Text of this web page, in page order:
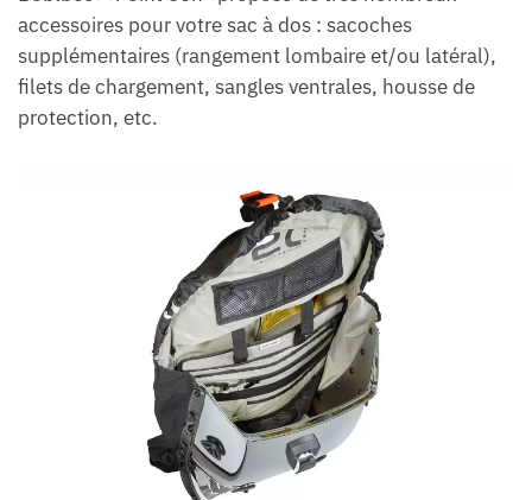
accessoires pour votre sac à dos : sacoches
supplémentaires (rangement lombaire et/ou latéral),
filets de chargement, sangles ventrales, housse de
protection, etc.